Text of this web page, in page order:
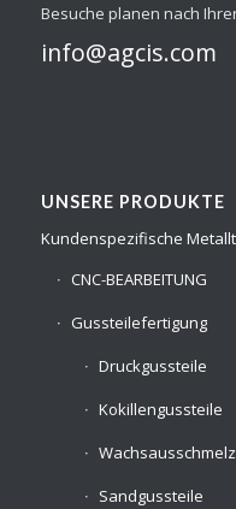
Besuche planen nach
info@agcis.com
UNSERE PRODUKTE
Kundenspezifische
CNC-BEARBEITUNG
Gussteilefertigung
Druckgussteile
Kokillengussteile
Sandgussteile